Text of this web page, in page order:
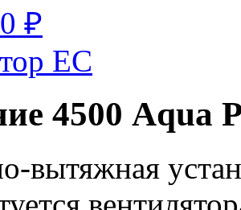
₽
EC
4500 Aqua
вытяжная